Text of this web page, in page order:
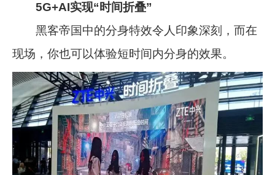
5G+AI实现“时间折叠”
黑客帝国中的分身特效令人印象深刻，而在
现场，你也可以体验短时间内分身的效果。